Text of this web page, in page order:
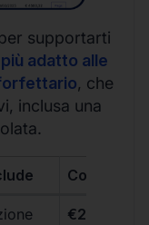
supportarti
adatto alle
, che
inclusa una
Costo
€264 +